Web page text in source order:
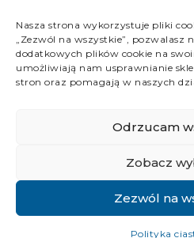
Nasza strona wykorzystuje pliki
„Zezwól na wszystkie”, pozwalasz
dodatkowych plików cookie na
umożliwiają nam usprawnianie
stron oraz pomagają w naszych
Odrzucam
Zobacz
Zezwól na
Polityka
Skontaktuj się z nami
Obsługa klienta
© Religijna 2006-2026.